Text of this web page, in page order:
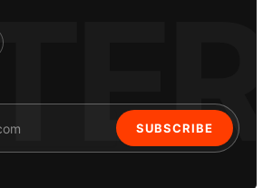
SUBSCRIBE